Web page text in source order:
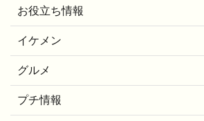
お役立ち情報
イケメン
グルメ
プチ情報